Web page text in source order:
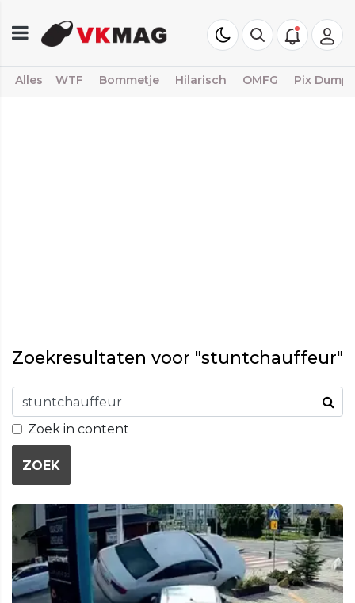
Alles WTF Bommetje Hilarisch OMFG Pix Dump
Zoekresultaten voor "stuntchauffeur"
Zoek in content
ZOEK